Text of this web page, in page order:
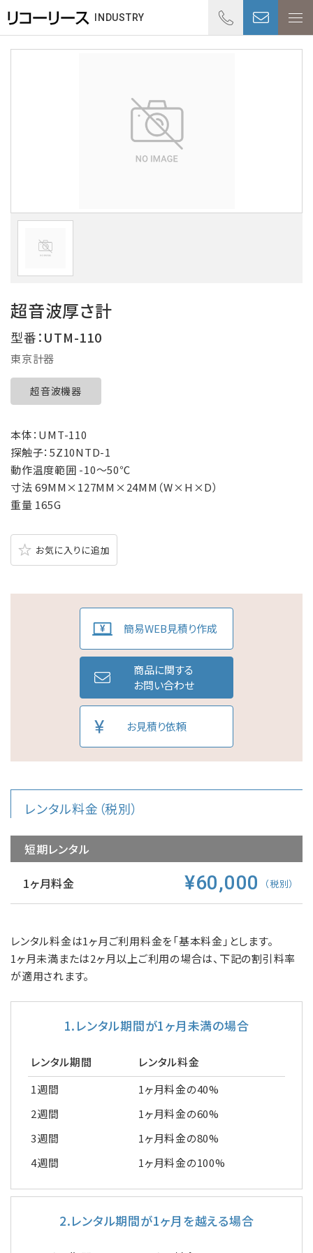
INDUSTRY
受付
超音波厚さ計
型番：UTM-110
東京計器
超音波機器
本体：UMT-110
探触子：5Z10NTD-1
動作温度範囲 -10～50℃
寸法 69MM×127MM×24MM（W×H×D）
重量 165G
お気に入りに追加
簡易WEB見積り作成
商品に関する
お問い合わせ
お見積り依頼
レンタル料金（税別）
短期レンタル
1ヶ月料金 ¥60,000 （税別）
レンタル料金は1ヶ月ご利用料金を「基本料金」とします。
1ヶ月未満または2ヶ月以上ご利用の場合は、下記の割引料率
が適用されます。
1.レンタル期間が1ヶ月未満の場合
レンタル期間
レンタル料金
1週間
1ヶ月料金の40%
2週間
1ヶ月料金の60%
3週間
1ヶ月料金の80%
4週間
1ヶ月料金の100%
2.レンタル期間が1ヶ月を越える場合